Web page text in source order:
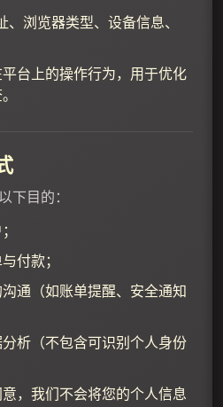
、浏览器类型、设备信息、
台上的操作行为，用于优化
下目的：
付款；
通（如账单提醒、安全通知
析（不包含可识别个人身份
，我们不会将您的个人信息